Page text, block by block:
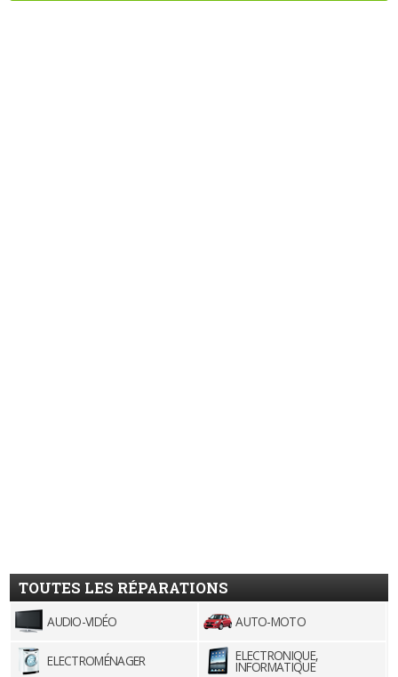
TOUTES LES RÉPARATIONS
AUDIO-VIDÉO AUTO-MOTO
ELECTROMÉNAGER ELECTRONIQUE,
INFORMATIQUE